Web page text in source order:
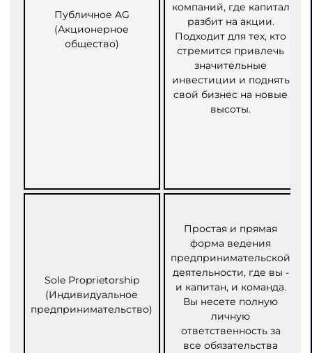
Публичное AG
(Акционерное
общество)
компаний, где капитал
разбит на акции.
Подходит для тех, кто
стремится привлечь
значительные
инвестиции и поднять
свой бизнес на новые
высоты.
Sole Proprietorship
(Индивидуальное
предпринимательство)
Простая и прямая
форма ведения
предпринимательской
деятельности, где вы -
и капитан, и команда.
Вы несете полную
личную
ответственность за
все обязательства